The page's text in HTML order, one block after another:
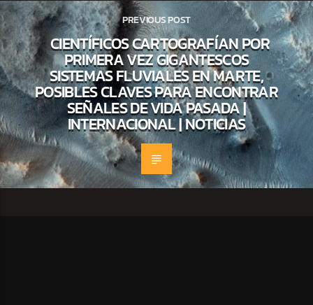
PREVIOUS POST
CIENTÍFICOS CARTOGRAFÍAN POR
PRIMERA VEZ GIGANTESCOS
SISTEMAS FLUVIALES EN MARTE,
POSIBLES CLAVES PARA ENCONTRAR
SEÑALES DE VIDA PASADA |
INTERNACIONAL | NOTICIAS